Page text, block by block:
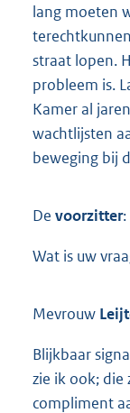
lang moeten
straat lopen.
probleem is.
Kamer al
wachtlijsten
beweging bij
De voorzitter:
Wat is uw
Mevrouw
Blijkbaar
zie ik ook; die
compliment